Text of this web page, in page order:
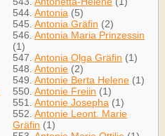
544. Antonia (5)
545. Antonia Gräfin (2)
546. Antonia Maria Prinzessin
(1)
547. Antonia Olga Gräfin (1)
548. Antonie (2)
549. Antonie Berta Helene (1)
550. Antonie Freiin (1)
551. Antonie Josepha (1)
552. Antonie Leont. Marie
Gräfin (1)